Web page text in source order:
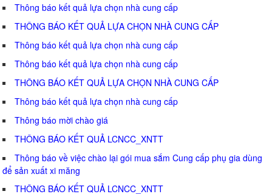
Thông báo kết quả lựa chọn nhà cung cấp
THÔNG BÁO KẾT QUẢ LỰA CHỌN NHÀ CUNG CẤP
Thông báo kết quả lựa chọn nhà cung cấp
Thông báo kết quả lựa chọn nhà cung cấp
THÔNG BÁO KẾT QUẢ LỰA CHỌN NHÀ CUNG CẤP
Thông báo kết quả lựa chọn nhà cung cấp
Thông báo mời chào giá
THÔNG BÁO KẾT QUẢ LCNCC_XNTT
Thông báo về việc chào lại gói mua sắm Cung cấp phụ gia dùng
để sản xuất xi măng
THÔNG BÁO KẾT QUẢ LCNCC_XNTT